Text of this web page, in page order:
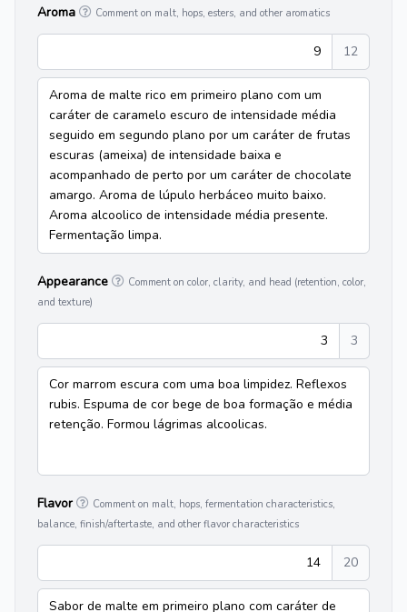
Aroma Comment on malt, hops, esters, and other aromatics
9 12
Aroma de malte rico em primeiro plano com um
caráter de caramelo escuro de intensidade média
seguido em segundo plano por um caráter de frutas
escuras (ameixa) de intensidade baixa e
acompanhado de perto por um caráter de chocolate
amargo. Aroma de lúpulo herbáceo muito baixo.
Aroma alcoolico de intensidade média presente.
Fermentação limpa.
Appearance
Comment on color, clarity, and head (retention, color,
and texture)
3 3
Cor marrom escura com uma boa limpidez. Reflexos
rubis. Espuma de cor bege de boa formação e média
retenção. Formou lágrimas alcoolicas.
Flavor
Comment on malt, hops, fermentation characteristics,
balance, finish/aftertaste, and other flavor characteristics
14 20
Sabor de malte em primeiro plano com caráter de